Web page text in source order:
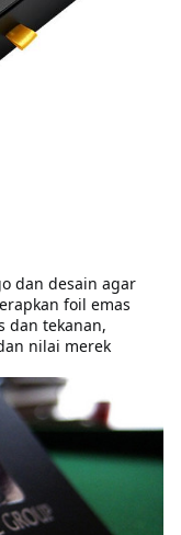
dan desain agar
foil emas
dan tekanan,
nilai merek